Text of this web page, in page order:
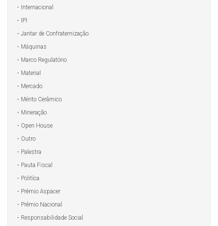
Internacional
IPI
Jantar de Confraternização
Máquinas
Marco Regulatório
Material
Mercado
Mérito Cerâmico
Mineração
Open House
Outro
Palestra
Pauta Fiscal
Politíca
Prêmio Aspacer
Prêmio Nacional
Responsabilidade Social